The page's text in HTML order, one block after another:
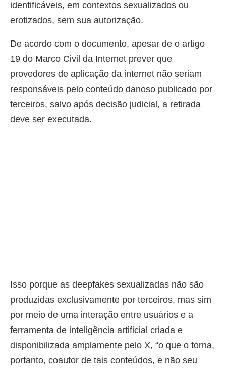
identificáveis, em contextos sexualizados ou
erotizados, sem sua autorização.
De acordo com o documento, apesar de o artigo
19 do Marco Civil da Internet prever que
provedores de aplicação da internet não seriam
responsáveis pelo conteúdo danoso publicado por
terceiros, salvo após decisão judicial, a retirada
deve ser executada.
Isso porque as deepfakes sexualizadas não são
produzidas exclusivamente por terceiros, mas sim
por meio de uma interação entre usuários e a
ferramenta de inteligência artificial criada e
disponibilizada amplamente pelo X, “o que o torna,
portanto, coautor de tais conteúdos, e não seu